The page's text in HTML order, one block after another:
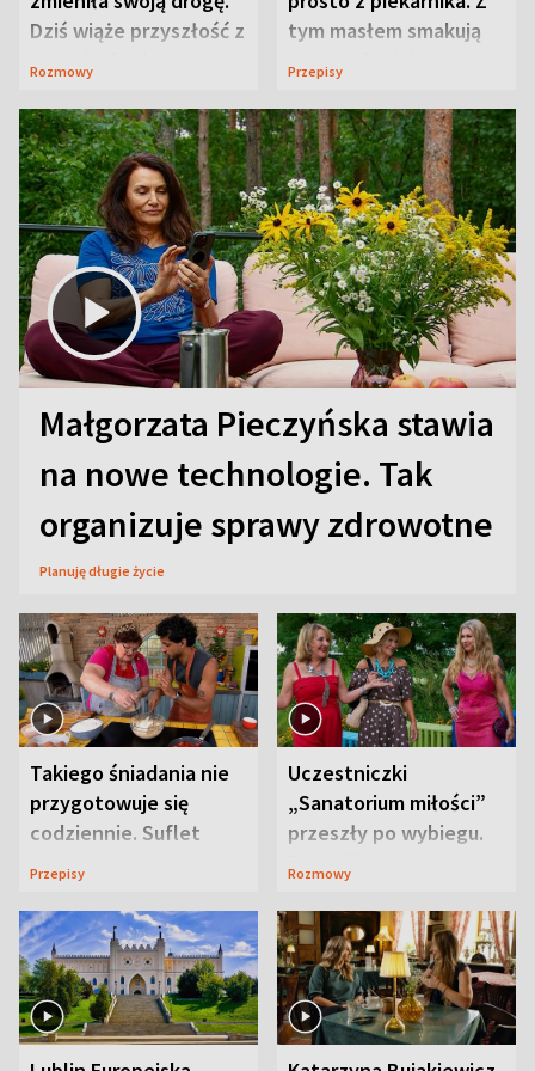
Dziś wiąże przyszłość z
neurobiologią
Rozmowy
tym masłem smakują
jeszcze lepiej
Przepisy
Małgorzata Pieczyńska stawia
na nowe technologie. Tak
organizuje sprawy zdrowotne
Planuję długie życie
Takiego śniadania nie
przygotowuje się
codziennie. Suflet
serowy zachwyca
Przepisy
Uczestniczki
„Sanatorium miłości”
przeszły po wybiegu.
Te stylizacje
Rozmowy